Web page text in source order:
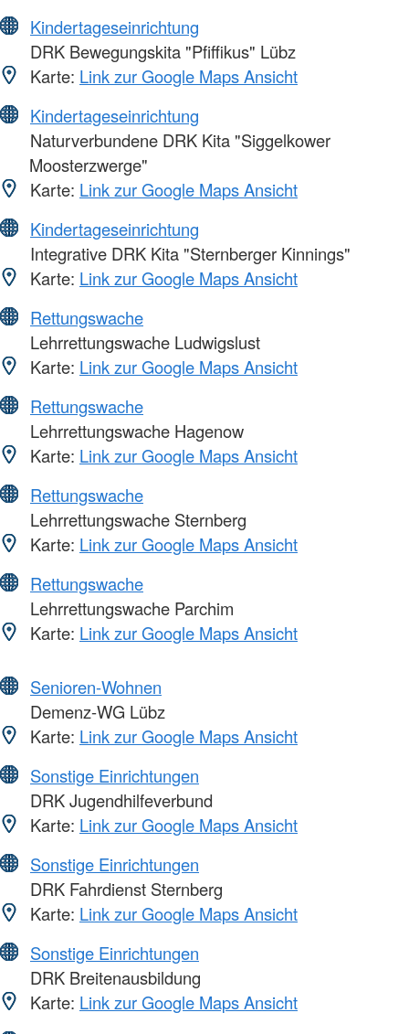
Kindertageseinrichtung
DRK Bewegungskita "Pfiffikus" Lübz
Karte: Link zur Google Maps Ansicht
Kindertageseinrichtung
Naturverbundene DRK Kita "Siggelkower
Moosterzwerge"
Karte: Link zur Google Maps Ansicht
Kindertageseinrichtung
Integrative DRK Kita "Sternberger Kinnings"
Karte: Link zur Google Maps Ansicht
Rettungswache
Lehrrettungswache Ludwigslust
Karte: Link zur Google Maps Ansicht
Rettungswache
Lehrrettungswache Hagenow
Karte: Link zur Google Maps Ansicht
Rettungswache
Lehrrettungswache Sternberg
Karte: Link zur Google Maps Ansicht
Rettungswache
Lehrrettungswache Parchim
Karte: Link zur Google Maps Ansicht
Senioren-Wohnen
Demenz-WG Lübz
Karte: Link zur Google Maps Ansicht
Sonstige Einrichtungen
DRK Jugendhilfeverbund
Karte: Link zur Google Maps Ansicht
Sonstige Einrichtungen
DRK Fahrdienst Sternberg
Karte: Link zur Google Maps Ansicht
Sonstige Einrichtungen
DRK Breitenausbildung
Karte: Link zur Google Maps Ansicht